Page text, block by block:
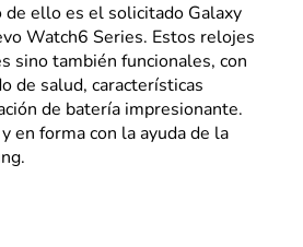
de ello es el solicitado Galaxy
Watch6 Series. Estos relojes
sino también funcionales, con
de salud, características
de batería impresionante.
en forma con la ayuda de la